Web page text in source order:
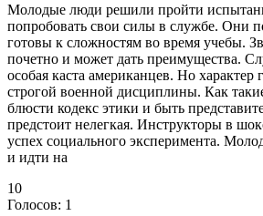
Молодые люди решили пройти
попробовать свои силы в службе. Они
готовы к сложностям во время учебы.
почетно и может дать преимущества.
особая каста американцев. Но характер
строгой военной дисциплины. Как
блюсти кодекс этики и быть
предстоит нелегкая. Инструкторы в
успех социального эксперимента.
и идти на
10
Голосов: 1